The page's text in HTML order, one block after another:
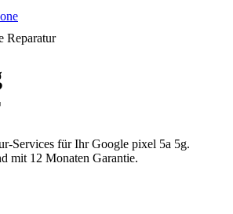
Reparatur
Services für IhrGoogle pixel 5a 5g.
mit 12 Monaten Garantie.